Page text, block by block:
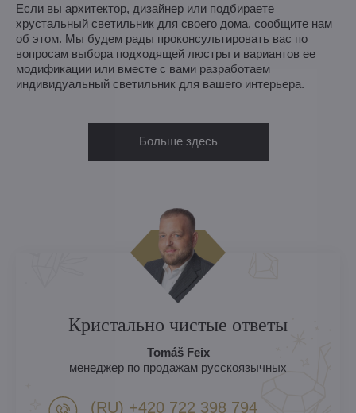
Если вы архитектор, дизайнер или подбираете
хрустальный светильник для своего дома, сообщите нам
об этом. Мы будем рады проконсультировать вас по
вопросам выбора подходящей люстры и вариантов ее
модификации или вместе с вами разработаем
индивидуальный светильник для вашего интерьера.
Больше здесь
Кристально чистые ответы
Tomáš Feix
менеджер по продажам русскоязычных
(RU) +420 722 398 794​